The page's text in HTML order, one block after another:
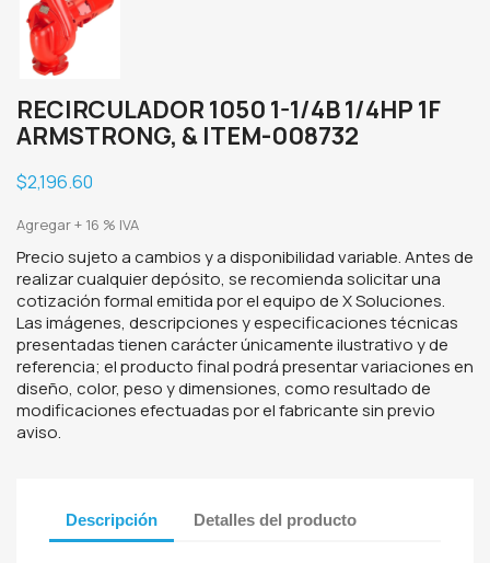
RECIRCULADOR 1050 1-1/4B 1/4HP 1F
ARMSTRONG, & ITEM-008732
$2,196.60
Agregar + 16 % IVA
Precio sujeto a cambios y a disponibilidad variable. Antes de
realizar cualquier depósito, se recomienda solicitar una
cotización formal emitida por el equipo de X Soluciones.
Las imágenes, descripciones y especificaciones técnicas
presentadas tienen carácter únicamente ilustrativo y de
referencia; el producto final podrá presentar variaciones en
diseño, color, peso y dimensiones, como resultado de
modificaciones efectuadas por el fabricante sin previo
aviso.
Descripción Detalles del producto